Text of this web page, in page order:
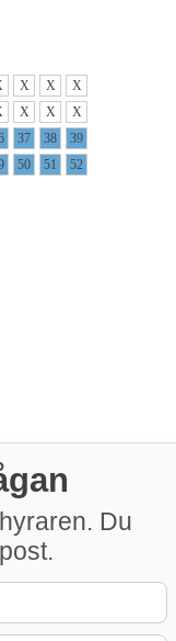
X X
X
X X
X
37 38
39
50 51
52
Du